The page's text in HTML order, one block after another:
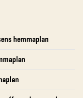
hemmaplan